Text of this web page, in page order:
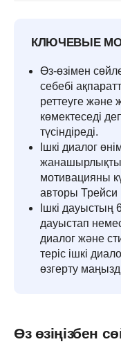
КЛЮЧЕВЫЕ
Өз-өзімен
себебі
реттеуге және
көмектеседі
түсіндіреді.
Ішкі диалог
мотивацияны
авторы Трейси
Ішкі дауыстың
дауыстап
диалог және
теріс ішкі
өзгерту
Өз өзіңізбен